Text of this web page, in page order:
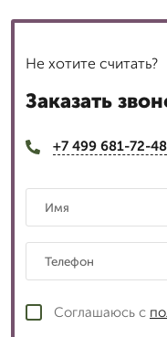
Не хотите считать?
Заказать
+7 499 681-72-48
Соглашаюсь с